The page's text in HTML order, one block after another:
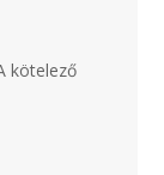
kötelező